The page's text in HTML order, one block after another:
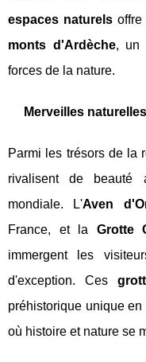
espaces naturels
monts d'Ardèche, un
forces de la nature.
Merveilles
Parmi les trésors de la
rivalisent de beauté
mondiale. L'Aven
France, et la Grotte
immergent les
d'exception. Ces
préhistorique unique en
où histoire et nature se